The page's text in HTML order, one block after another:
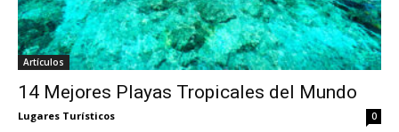
Artículos
14 Mejores Playas Tropicales del Mundo
Lugares Turísticos 0